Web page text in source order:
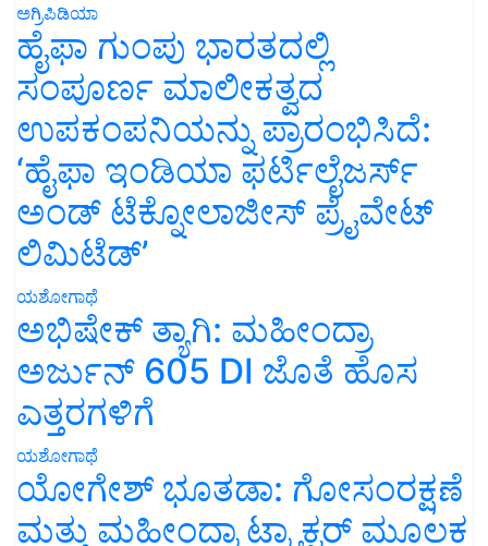
ಅಗ್ರಿಪಿಡಿಯಾ
ಹೈಫಾ ಗುಂಪು ಭಾರತದಲ್ಲಿ
ಸಂಪೂರ್ಣ ಮಾಲೀಕತ್ವದ
ಉಪಕಂಪನಿಯನ್ನು ಪ್ರಾರಂಭಿಸಿದೆ:
‘ಹೈಫಾ ಇಂಡಿಯಾ ಫರ್ಟಿಲೈಜರ್ಸ್
ಅಂಡ್ ಟೆಕ್ನೋಲಾಜೀಸ್ ಪ್ರೈವೇಟ್
ಲಿಮಿಟೆಡ್’
ಯಶೋಗಾಥೆ
ಅಭಿಷೇಕ್ ತ್ಯಾಗಿ: ಮಹೀಂದ್ರಾ
ಅರ್ಜುನ್ 605 DI ಜೊತೆ ಹೊಸ
ಎತ್ತರಗಳಿಗೆ
ಯಶೋಗಾಥೆ
ಯೋಗೇಶ್ ಭೂತಡಾ: ಗೋಸಂರಕ್ಷಣೆ
ಮತ್ತು ಮಹೀಂದ್ರಾ ಟ್ರ್ಯಾಕ್ಟರ್ ಮೂಲಕ